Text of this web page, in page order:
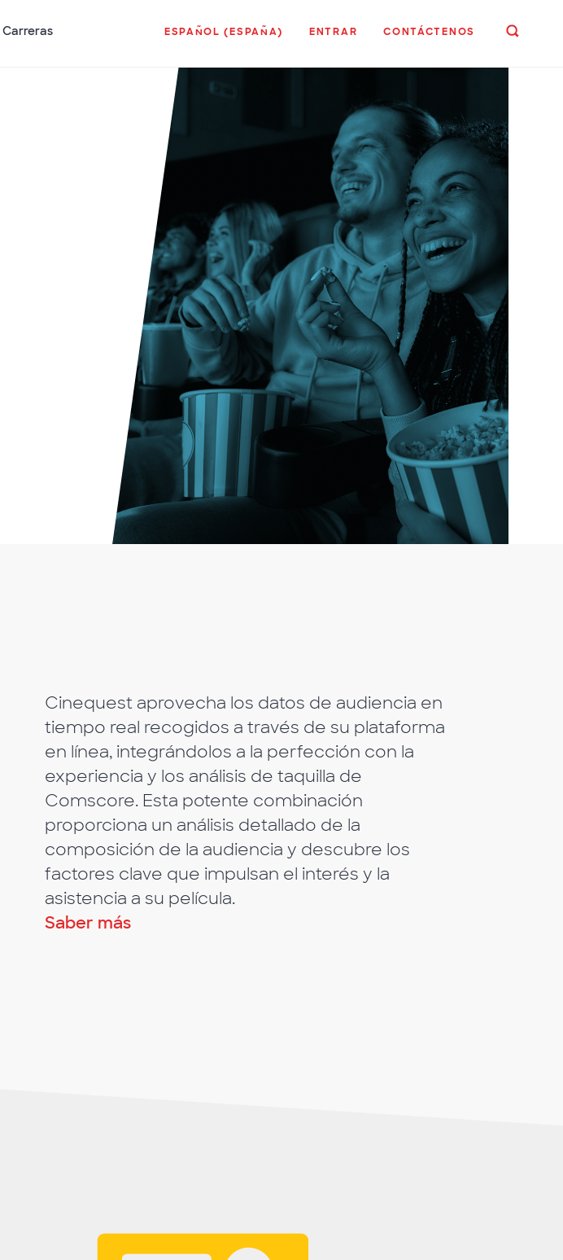
Carreras ESPAÑOL (ESPAÑA) ENTRAR CONTÁCTENOS
Cinequest aprovecha los datos de audiencia en
tiempo real recogidos a través de su plataforma
en línea, integrándolos a la perfección con la
experiencia y los análisis de taquilla de
Comscore. Esta potente combinación
proporciona un análisis detallado de la
composición de la audiencia y descubre los
factores clave que impulsan el interés y la
asistencia a su película.
Saber más